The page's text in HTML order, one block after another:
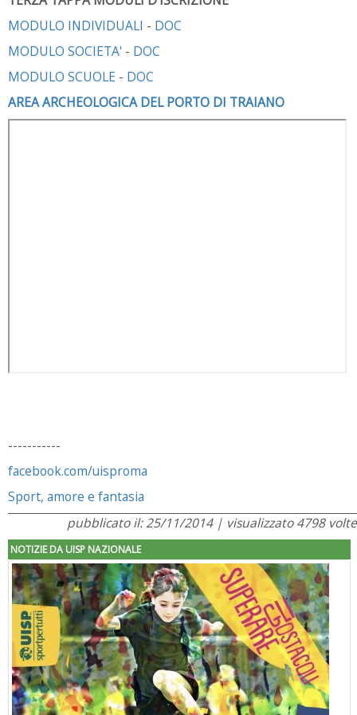
MODULO INDIVIDUALI - DOC
MODULO SOCIETA' - DOC
MODULO SCUOLE - DOC
AREA ARCHEOLOGICA DEL PORTO DI TRAIANO
-----------
facebook.com/uisproma
Sport, amore e fantasia
pubblicato il: 25/11/2014 | visualizzato 4798 volte
NOTIZIE DA UISP NAZIONALE